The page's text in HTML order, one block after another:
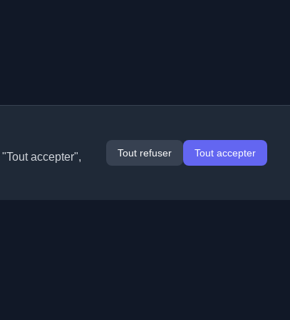
accepter",
Tout refuser Tout accepter